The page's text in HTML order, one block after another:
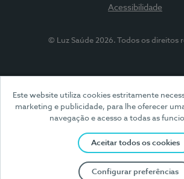
Este website utiliza cookies estritamente
marketing e publicidade, para lhe oferecer
navegação e acesso a todas as
Aceitar todos os cookies
Configurar preferências
Acessibilidade
© Luz Saúde 2026. Todos os direitos